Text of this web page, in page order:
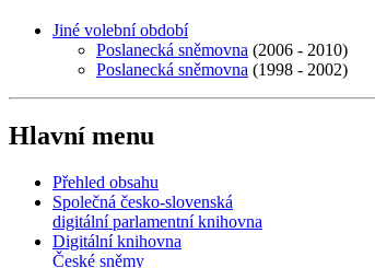
Jiné volební období
Poslanecká sněmovna (2006 - 2010)
Poslanecká sněmovna (1998 - 2002)
Hlavní menu
Přehled obsahu
Společná česko-slovenská
digitální parlamentní knihovna
Digitální knihovna
České sněmy